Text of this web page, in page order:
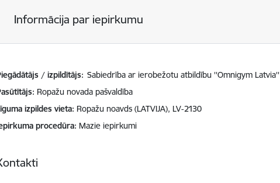
Informācija par iepirkumu
/ izpildītājs: Sabiedrība ar ierobežotu atbildību ''Omnigym Latvia''
Ropažu novada pašvaldība
izpildes vieta Ropažu noavds (LATVIJA), LV-2130
procedūra Mazie iepirkumi